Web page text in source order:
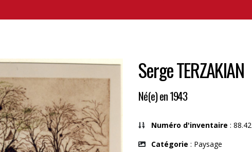
Serge TERZAKIAN
Né(e) en 1943
Numéro d'inventaire : 88.42
Catégorie : Paysage